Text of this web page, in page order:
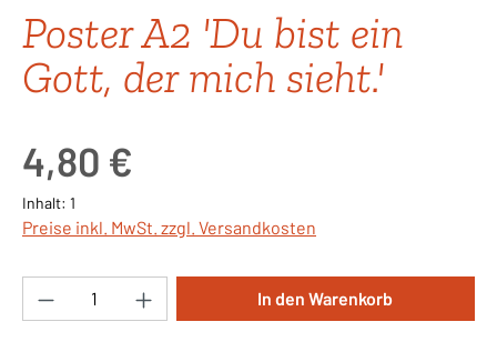
Poster A2 'Du bist ein
Gott, der mich sieht.'
4,80 €
Inhalt: 1
Preise inkl. MwSt. zzgl. Versandkosten
Produkt Anzahl: Gib den gewünschten
In den Warenkorb